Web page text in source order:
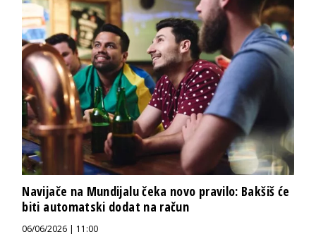
Navijače na Mundijalu čeka novo pravilo: Bakšiš će
biti automatski dodat na račun
06/06/2026 | 11:00